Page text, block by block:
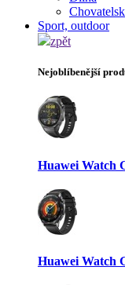
Sport, outdoor
zpět
Nejoblíbenější
Huawei Watch
Huawei Watch